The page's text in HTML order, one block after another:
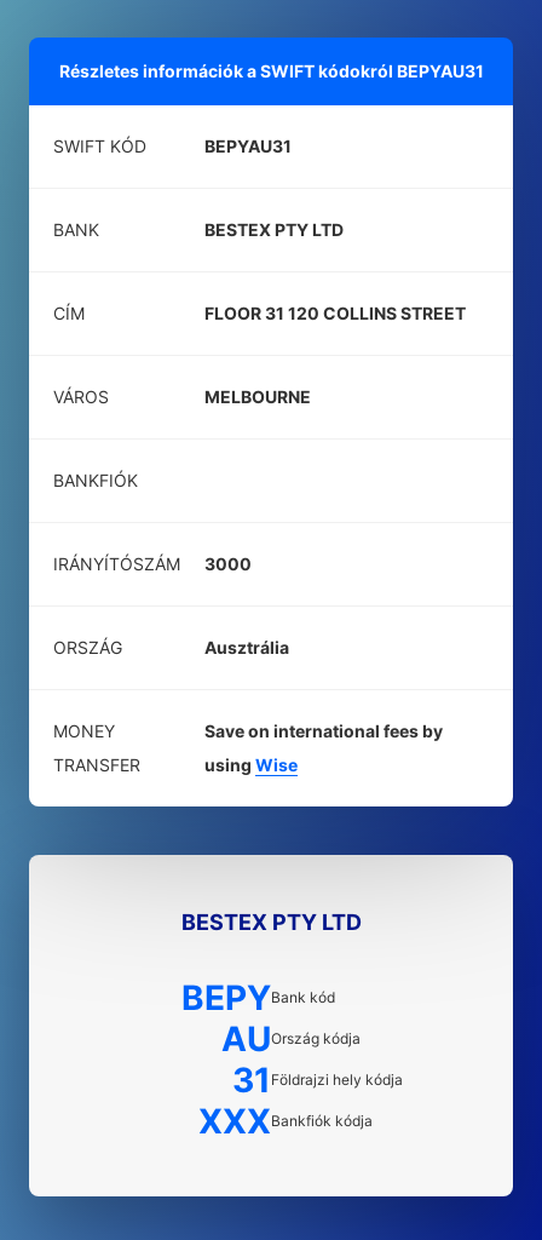
Részletes információk a SWIFT kódokról BEPYAU31
SWIFT KÓD BEPYAU31
BANK BESTEX PTY LTD
CÍM FLOOR 31 120 COLLINS STREET
VÁROS MELBOURNE
BANKFIÓK
IRÁNYÍTÓSZÁM 3000
ORSZÁG Ausztrália
MONEY
TRANSFER
Save on international fees by
using Wise
BESTEX PTY LTD
BEPYBank kód
AUOrszág kódja
31 Földrajzi hely kódja
XXXBankfiók kódja